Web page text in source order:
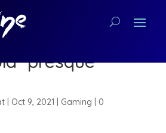
Dread –
*presque*
| Oct 9, 2021 Gaming
0